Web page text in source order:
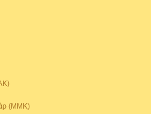
(MMK)